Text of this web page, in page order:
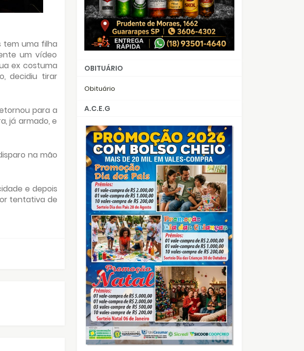
tem uma filha
um vídeo
ex costuma
decidiu tirar
para a
já armado, e
na mão
e depois
tentativa de
OBITUÁRIO
Obituário
A.C.E.G